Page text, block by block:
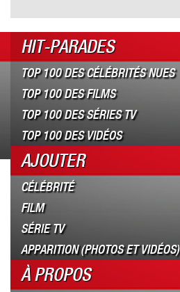
HIT-PARADES
TOP 100 DES CÉLÉBRITÉS NUES
TOP 100 DES FILMS
TOP 100 DES SÉRIES TV
TOP 100 DES VIDÉOS
AJOUTER
CÉLÉBRITÉ
FILM
SÉRIE TV
APPARITION (PHOTOS ET VIDÉOS)
À PROPOS